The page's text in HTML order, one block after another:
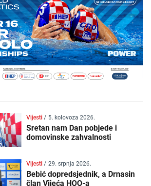
Vijesti / 5. kolovoza 2026.
Sretan nam Dan pobjede i
domovinske zahvalnosti
Vijesti / 29. srpnja 2026.
Bebić dopredsjednik, a Drnasin
član Vijeća HOO-a